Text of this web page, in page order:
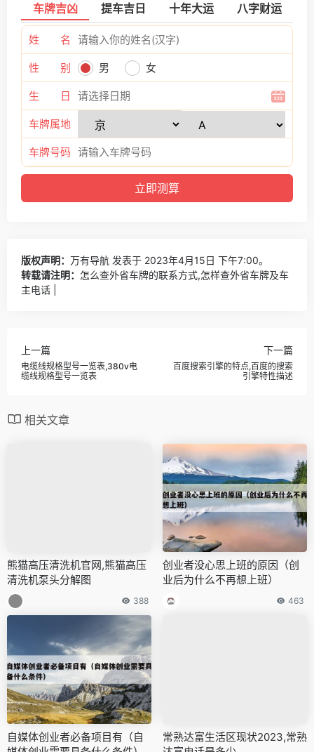
车牌吉凶 提车吉日 十年大运 八字财运
姓 名
性 别 男 女
生 日
车牌属地
车牌号码
版权声明： 万有导航 发表于 2023年4月15日 下午7:00。
转载请注明： 怎么查外省车牌的联系方式,怎样查外省车牌及车
主电话 |
上一篇
电缆线规格型号一览表,380v电
缆线规格型号一览表
下一篇
百度搜索引擎的特点,百度的搜索
引擎特性描述
相关文章
熊猫高压清洗机官网,熊猫高压
清洗机泵头分解图
388
创业者没心思上班的原因（创
业后为什么不再想上班）
463
自媒体创业者必备项目有（自
常熟达富生活区现状2023,常熟